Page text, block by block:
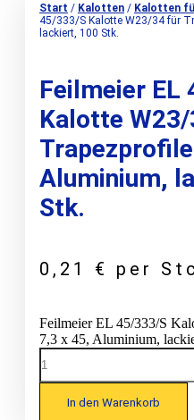
Start / Kalotten / Kalotten
45/333/S Kalotte W23/34 für
lackiert, 100 Stk.
Feilmeier EL
Kalotte
Aluminium,
Stk.
0,21 € per
Feilmeier EL 45/333/S
7,3 x 45, Aluminium,
In den Warenkorb